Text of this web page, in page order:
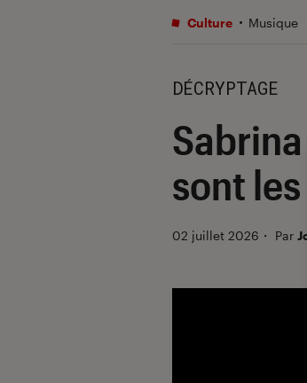
Culture Musique
DÉCRYPTAGE
sont les
02 juillet 2026 ・ Par